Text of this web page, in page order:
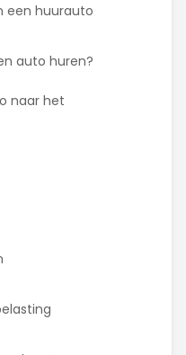
een huurauto
auto huren?
naar het